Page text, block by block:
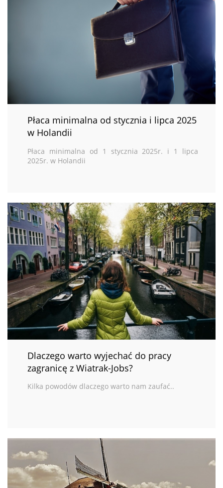
Płaca minimalna od stycznia i lipca 2025
w Holandii
Płaca minimalna od 1 stycznia 2025r. i 1 lipca
2025r. w Holandii
Dlaczego warto wyjechać do pracy
zagranicę z Wiatrak-Jobs?
Kilka powodów dlaczego warto nam zaufać..